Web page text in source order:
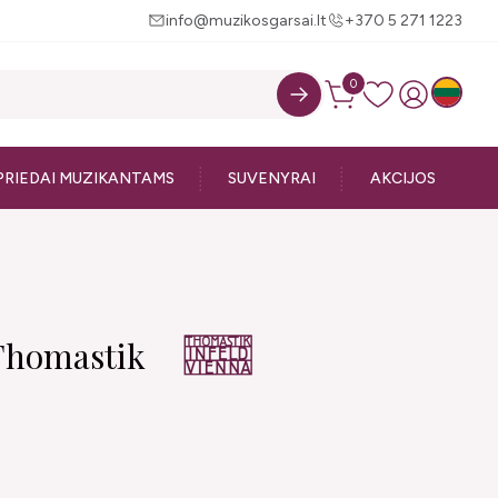
info@muzikosgarsai.lt +370 5 271 1223
0
MUZIKANTAMS SUVENYRAI AKCIJOS